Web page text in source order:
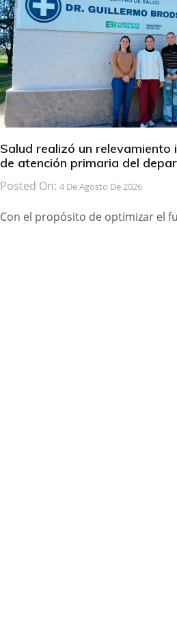
Salud realizó un relevamiento
de atención primaria del
Posted On: 4 De Agosto De 2026
Con el propósito de optimizar el